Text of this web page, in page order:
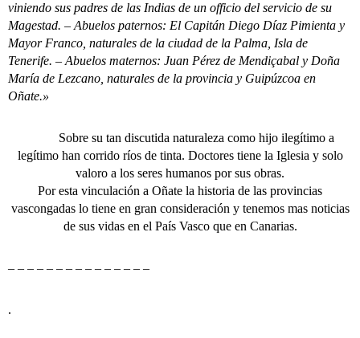
viniendo sus padres de las Indias de un officio del servicio de su
Magestad. – Abuelos paternos: El Capitán Diego Díaz Pimienta y
Mayor Franco, naturales de la ciudad de la Palma, Isla de
Tenerife. – Abuelos maternos: Juan Pérez de Mendiçabal y Doña
María de Lezcano, naturales de la provincia y Guipúzcoa en
Oñate.»
Sobre su tan discutida naturaleza como hijo ilegítimo a
legítimo han corrido ríos de tinta. Doctores tiene la Iglesia y solo
valoro a los seres humanos por sus obras.
Por esta vinculación a Oñate la historia de las provincias
vascongadas lo tiene en gran consideración y tenemos mas noticias
de sus vidas en el País Vasco que en Canarias.
– – – – – – – – – – – – – – –
.